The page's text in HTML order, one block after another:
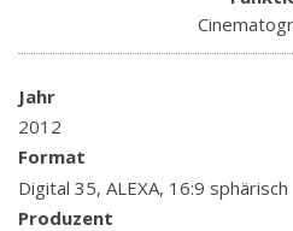
Jahr
2012
Format
Digital 35, ALEXA, 16:9 sphärisch
Produzent